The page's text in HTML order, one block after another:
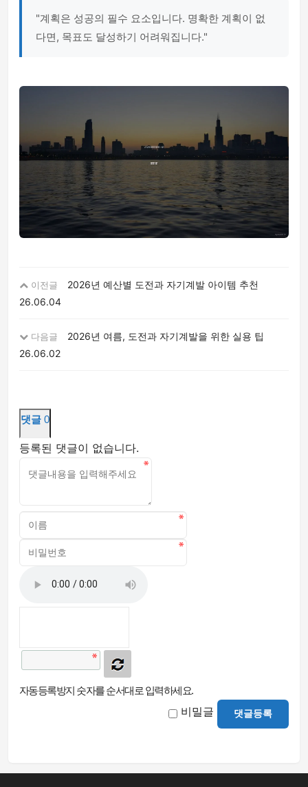
"계획은 성공의 필수 요소입니다. 명확한 계획이 없
다면, 목표도 달성하기 어려워집니다."
이전글
2026년 예산별 도전과 자기계발 아이템 추천
26.06.04
다음글
2026년 여름, 도전과 자기계발을 위한 실용 팁
26.06.02
댓글 0
등록된 댓글이 없습니다.
자동등록방지 숫자를 순서대로 입력하세요.
비밀글 댓글등록